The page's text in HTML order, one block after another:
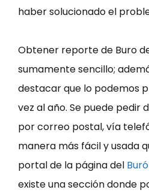
haber solucionado el
Obtener reporte de Buro
sumamente sencillo;
destacar que lo podemos
vez al año. Se puede pedir
por correo postal, vía
manera más fácil y usada
portal de la página del
existe una sección donde